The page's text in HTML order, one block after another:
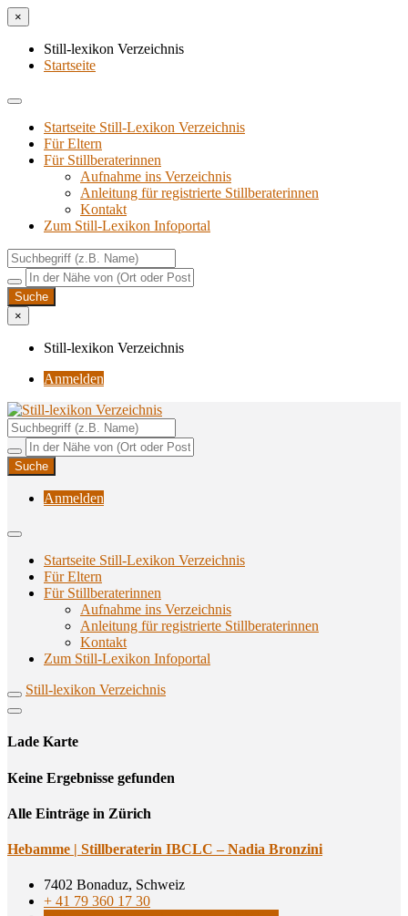
×
Still-lexikon Verzeichnis
Startseite
Startseite Still-Lexikon Verzeichnis
Für Eltern
Für Stillberaterinnen
Aufnahme ins Verzeichnis
Anlei­tung für regis­trier­te Stillberaterinnen
Kon­takt
Zum Still-Lexikon Infoportal
×
Still-lexikon Verzeichnis
Anmelden
Still-lexikon Verzeichnis
Unterstützungsangebote rund ums Stillen
Anmelden
Startseite Still-Lexikon Verzeichnis
Für Eltern
Für Stillberaterinnen
Aufnahme ins Verzeichnis
Anlei­tung für regis­trier­te Stillberaterinnen
Kon­takt
Zum Still-Lexikon Infoportal
Still-lexikon Verzeichnis
Lade Karte
Кeine Ergebnisse gefunden
Alle Einträge in Zürich
Heb­am­me | Still­be­ra­te­rin IBCLC – Nadia Bronzini
7402 Bonaduz, Schweiz
+ 41 79 360 17 30